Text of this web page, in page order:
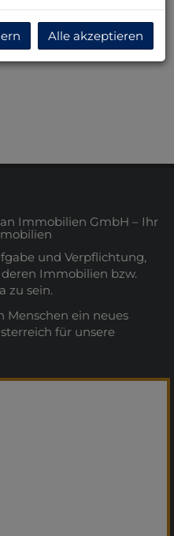
Immobilien GmbH – Ihr
und Verpflichtung,
Immobilien bzw.
zu sein.
Menschen ein neues
für unsere
Alle akzeptieren